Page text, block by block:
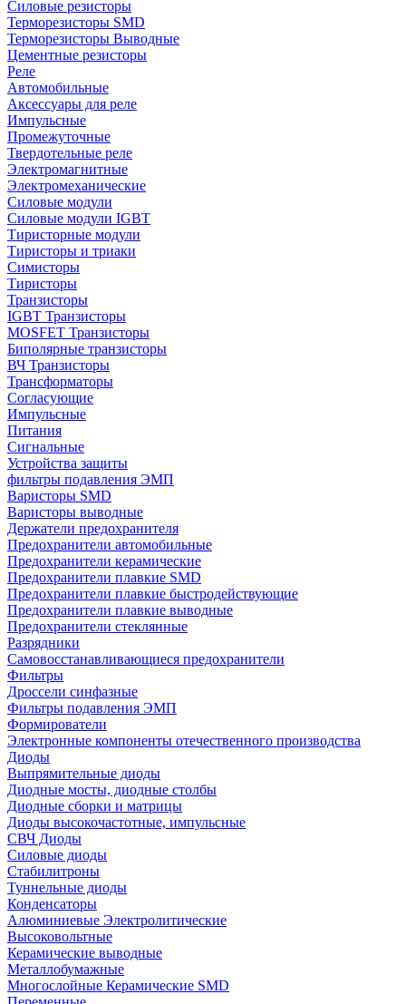
Силовые резисторы
Терморезисторы SMD
Терморезисторы Выводные
Цементные резисторы
Реле
Автомобильные
Аксессуары для реле
Импульсные
Промежуточные
Твердотельные реле
Электромагнитные
Электромеханические
Силовые модули
Силовые модули IGBT
Тиристорные модули
Тиристоры и триаки
Симисторы
Тиристоры
Транзисторы
IGBT Транзисторы
MOSFET Транзисторы
Биполярные транзисторы
ВЧ Транзисторы
Трансформаторы
Согласующие
Импульсные
Питания
Сигнальные
Устройства защиты
фильтры подавления ЭМП
Варисторы SMD
Варисторы выводные
Держатели предохранителя
Предохранители автомобильные
Предохранители керамические
Предохранители плавкие SMD
Предохранители плавкие быстродействующие
Предохранители плавкие выводные
Предохранители стеклянные
Разрядники
Самовосстанавливающиеся предохранители
Фильтры
Дроссели синфазные
Фильтры подавления ЭМП
Формирователи
Электронные компоненты отечественного производства
Диоды
Выпрямительные диоды
Диодные мосты, диодные столбы
Диодные сборки и матрицы
Диоды высокочастотные, импульсные
СВЧ Диоды
Силовые диоды
Стабилитроны
Туннельные диоды
Конденсаторы
Алюминиевые Электролитические
Высоковольтные
Керамические выводные
Металлобумажные
Многослойные Керамические SMD